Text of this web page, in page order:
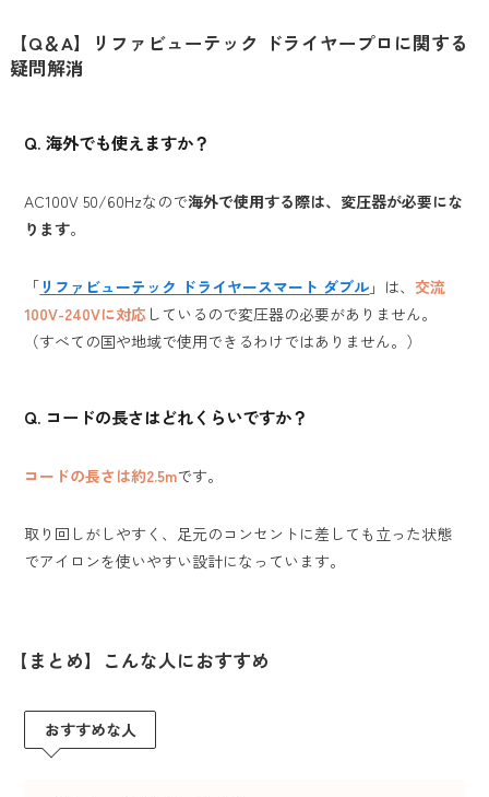
【Q＆A】リファビューテック ドライヤープロに関する
疑問解消
Q. 海外でも使えますか？
AC100V 50/60Hzなので海外で使用する際は、変圧器が必要にな
ります。
「 リファビューテック ドライヤースマート ダブル 」は、 交流
100V-240Vに対応 しているので変圧器の必要がありません。
（すべての国や地域で使用できるわけではありません。）
Q. コードの長さはどれくらいですか？
コードの長さは約2.5mです。
取り回しがしやすく、足元のコンセントに差しても立った状態
でアイロンを使いやすい設計になっています。
【まとめ】こんな人におすすめ
おすすめな人